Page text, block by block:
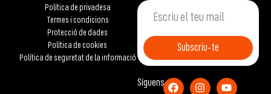
Política de privadesa
Termes i condicions
Protecció de dades
Política de cookies
Política de seguretat de la informació
Subscriu-te
Síguens